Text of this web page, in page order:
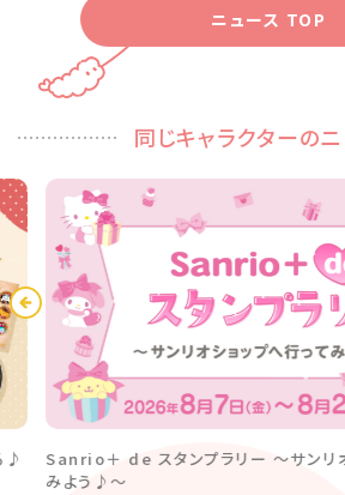
ニュース TOP
同じキャラクターの
♪
Sanrio＋ de スタンプラリー ～サンリ
みよう♪～